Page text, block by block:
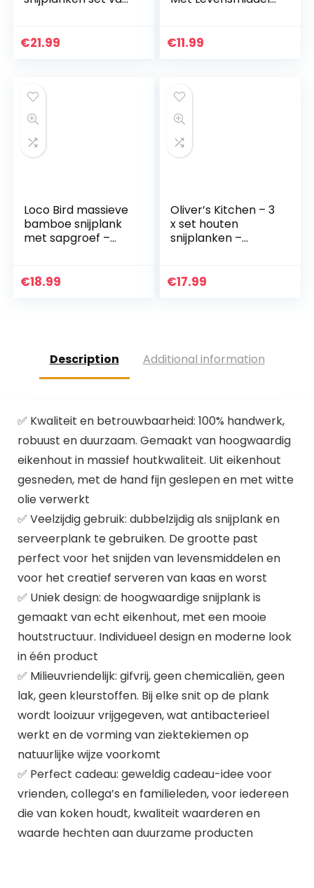
keuken snijplank –
€21.99
Antibacterieel,
€11.99
Loco Bird massieve
bamboe snijplank
met sapgroef –
hout-vlees
€18.99
Oliver’s Kitchen – 3
x set houten
snijplanken –
gelegenheid –
€17.99
Description Additional information
✅ Kwaliteit en betrouwbaarheid: 100% handwerk,
robuust en duurzaam. Gemaakt van hoogwaardig
eikenhout in massief houtkwaliteit. Uit eikenhout
gesneden, met de hand fijn geslepen en met witte
olie verwerkt
✅ Veelzijdig gebruik: dubbelzijdig als snijplank en
serveerplank te gebruiken. De grootte past
perfect voor het snijden van levensmiddelen en
voor het creatief serveren van kaas en worst
✅ Uniek design: de hoogwaardige snijplank is
gemaakt van echt eikenhout, met een mooie
houtstructuur. Individueel design en moderne look
in één product
✅ Milieuvriendelijk: gifvrij, geen chemicaliën, geen
lak, geen kleurstoffen. Bij elke snit op de plank
wordt looizuur vrijgegeven, wat antibacterieel
werkt en de vorming van ziektekiemen op
natuurlijke wijze voorkomt
✅ Perfect cadeau: geweldig cadeau-idee voor
vrienden, collega’s en familieleden, voor iedereen
die van koken houdt, kwaliteit waarderen en
waarde hechten aan duurzame producten